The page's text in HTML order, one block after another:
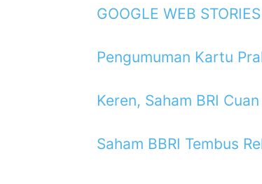
GOOGLE WEB
Pengumuman Kartu
Keren, Saham BRI
Saham BBRI Tembus